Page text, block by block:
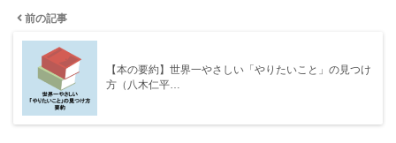
前の記事
【本の要約】世界一やさしい「やりたいこと」の見つけ
方（八木仁平…